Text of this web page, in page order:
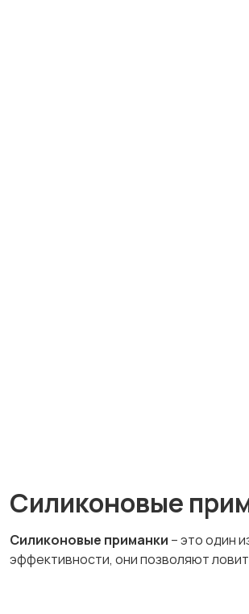
Силиконовые
Силиконовые приманки – это один
эффективности, они позволяют